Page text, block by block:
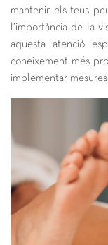
mantenir els teus
l’importància de la
aquesta atenció
coneixement més
implementar